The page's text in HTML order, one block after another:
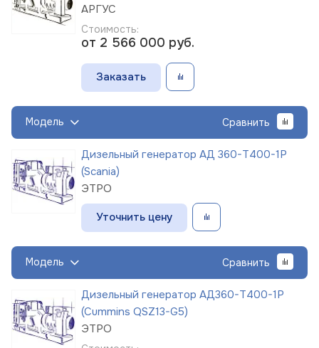
АРГУС
Стоимость:
от 2 566 000 руб.
Заказать
Модель Сравнить
Дизельный генератор АД 360-Т400-1Р
(Scania)
ЭТРО
Уточнить цену
Модель Сравнить
Дизельный генератор АД360-Т400-1Р
(Cummins QSZ13-G5)
ЭТРО